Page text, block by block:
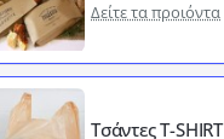
Δείτε τα προιόντα
Τσάντες T-SHIRT